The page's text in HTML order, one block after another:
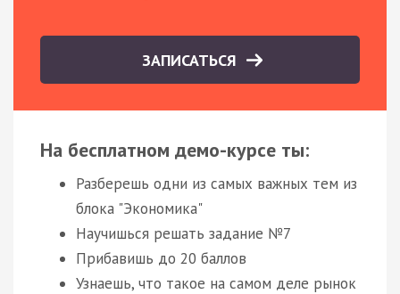
ЗАПИСАТЬСЯ
На бесплатном демо-курсе ты:
Разберешь одни из самых важных тем из
блока "Экономика"
Научишься решать задание №7
Прибавишь до 20 баллов
Узнаешь, что такое на самом деле рынок